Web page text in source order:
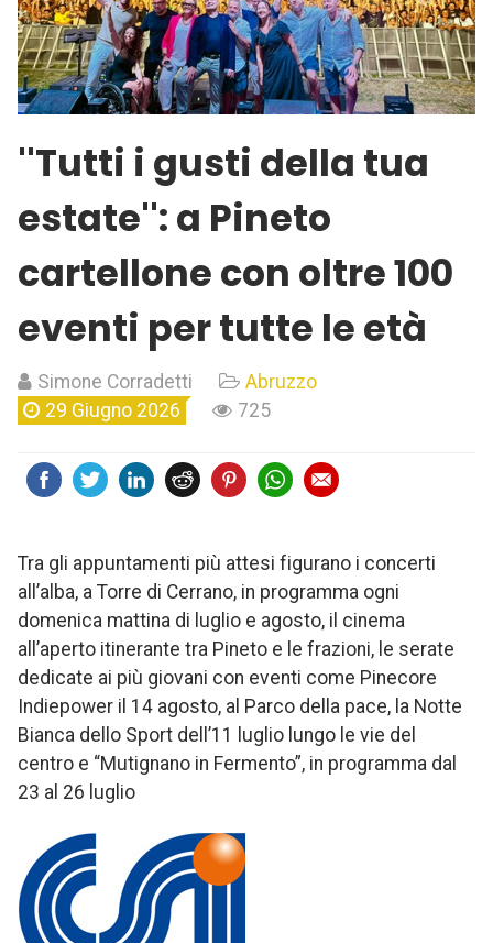
''Tutti i gusti della tua
estate'': a Pineto
cartellone con oltre 100
eventi per tutte le età
Simone Corradetti
Abruzzo
29 Giugno 2026
725
Tra gli appuntamenti più attesi figurano i concerti
all’alba, a Torre di Cerrano, in programma ogni
domenica mattina di luglio e agosto, il cinema
all’aperto itinerante tra Pineto e le frazioni, le serate
dedicate ai più giovani con eventi come Pinecore
Indiepower il 14 agosto, al Parco della pace, la Notte
Bianca dello Sport dell’11 luglio lungo le vie del
centro e “Mutignano in Fermento”, in programma dal
23 al 26 luglio